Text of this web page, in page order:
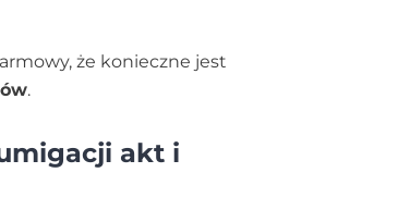
że konieczne jest
.
akt i